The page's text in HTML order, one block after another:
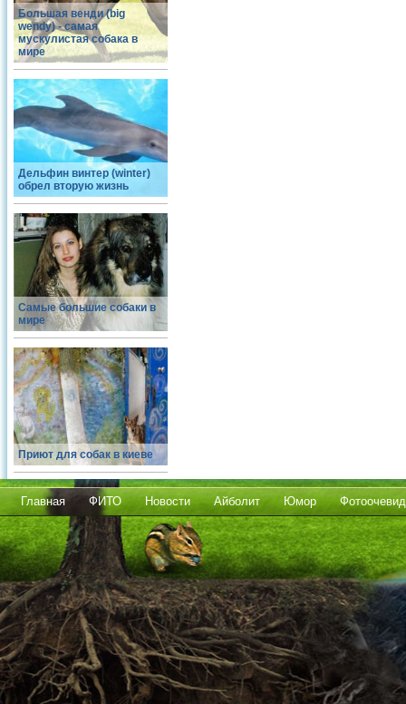
Большая венди (big
wendy) - самая
мускулистая собака в
мире
Дельфин винтер (winter)
обрел вторую жизнь
Самые большие собаки в
мире
Приют для собак в киеве
Главная ФИТО Новости Айболит Юмор